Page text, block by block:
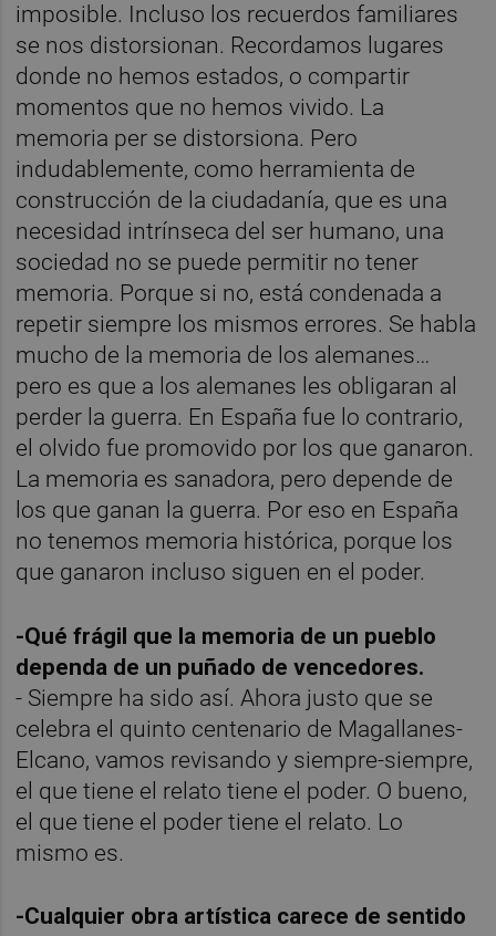
imposible. Incluso los recuerdos familiares
se nos distorsionan. Recordamos lugares
donde no hemos estados, o compartir
momentos que no hemos vivido. La
memoria per se distorsiona. Pero
indudablemente, como herramienta de
construcción de la ciudadanía, que es una
necesidad intrínseca del ser humano, una
sociedad no se puede permitir no tener
memoria. Porque si no, está condenada a
repetir siempre los mismos errores. Se habla
mucho de la memoria de los alemanes…
pero es que a los alemanes les obligaran al
perder la guerra. En España fue lo contrario,
el olvido fue promovido por los que ganaron.
La memoria es sanadora, pero depende de
los que ganan la guerra. Por eso en España
no tenemos memoria histórica, porque los
que ganaron incluso siguen en el poder.
-Qué frágil que la memoria de un pueblo
dependa de un puñado de vencedores.
- Siempre ha sido así. Ahora justo que se
celebra el quinto centenario de Magallanes-
Elcano, vamos revisando y siempre-siempre,
el que tiene el relato tiene el poder. O bueno,
el que tiene el poder tiene el relato. Lo
mismo es.
-Cualquier obra artística carece de sentido